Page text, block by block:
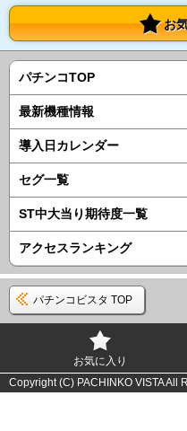
お
パチンコTOP
最新機種情報
導入日カレンダー
セグ一覧
ST中大当り期待度一覧
アクセスランキング
パチンコビスタ TOP
お気に入り
Copyright (C) PACHINKO VISTA All